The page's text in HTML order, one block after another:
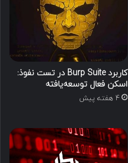
کاربرد Burp Suite در تست نفوذ:
اسکن فعال توسعه‌یافته
4 هفته پیش